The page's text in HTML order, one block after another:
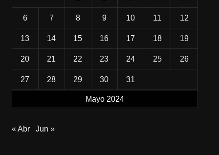
Mayo 2024
6 7 8 9 10 11 12
13 14 15 16 17 18 19
20 21 22 23 24 25 26
27 28 29 30 31
« Abr Jun »